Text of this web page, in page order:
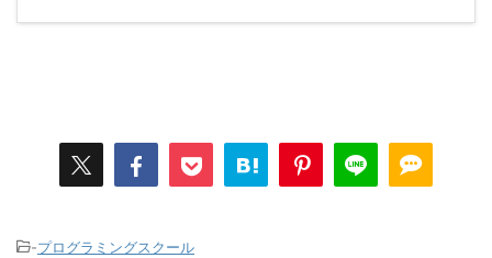
-プログラミングスクール